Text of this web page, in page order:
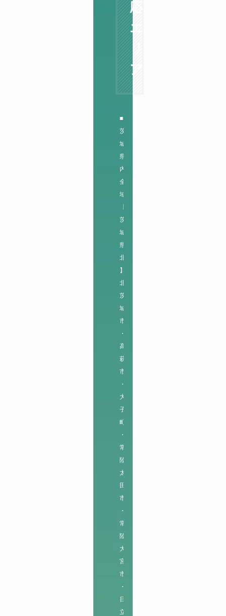
応
エ
ア
■
茨
城
県
内
全
域
茨
城
県
北
】
北
茨
城
市
・
高
萩
市
・
大
子
町
・
常
陸
太
田
市
・
常
陸
大
宮
市
・
日
立